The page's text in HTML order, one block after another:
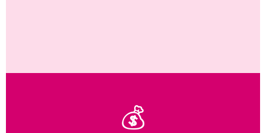
💰